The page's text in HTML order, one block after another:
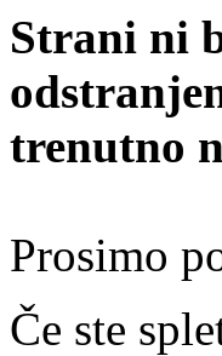
Strani ni
trenutno
Prosimo
Če ste